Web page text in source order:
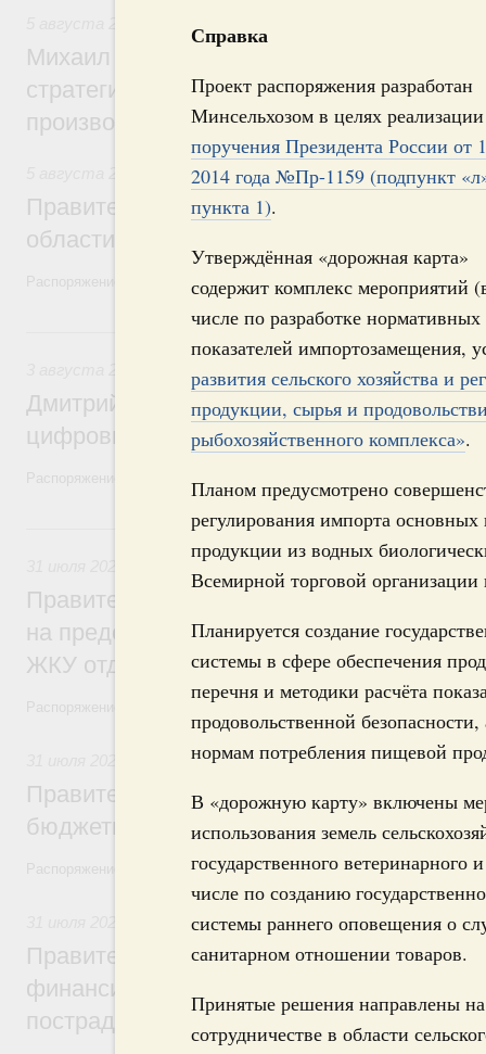
Справка
Проект распоряжения разработан
Минсельхозом в целях реализации
поручения Президента России от
2014 года №Пр-1159 (подпункт
пункта 1).
Утверждённая «дорожная карта»
содержит комплекс мероприятий
числе по разработке
показателей импортозамещения,
развития сельского хозяйства и
продукции, сырья и
рыбохозяйственного комплекса».
Планом предусмотрено
регулирования импорта
продукции из водных
Всемирной торговой
Планируется создание
системы в сфере обеспечения
перечня и методики расчёта
продовольственной
нормам потребления пищевой
В «дорожную карту» включены
использования земель
государственного
числе по созданию
системы раннего оповещения о
санитарном отношении товаров.
Принятые решения направлены
сотрудничестве в области
Михаил Мишустин дал поручения по
стратегической сессии, посвящённой
производительности труда
Национальный проект «Экологическое
Правительство увеличило объём
области в рамках федерального
Распоряжение от 3 августа 2026 года №2067-р
3 августа, понедельник
Регулирование в сфере торговли.
Дмитрий Григоренко возглавил штаб по
цифровых платформ
31 июля, пятница
Социальная поддержка отдельных
Правительство направит регионам
на предоставление мер социальной
ЖКУ отдельным категориям граждан
Распоряжение от 30 июля 2026 года №2032-р
Бюджеты субъектов Федерации.
Правительство спишет часть
бюджетным кредитам ещё двум
Распоряжение от 29 июля 2026 года №2016-р
Чрезвычайные ситуации и ликвидация их
Правительство выделило
финансирование Дагестану и Чечне на
пострадавшим от наводнения